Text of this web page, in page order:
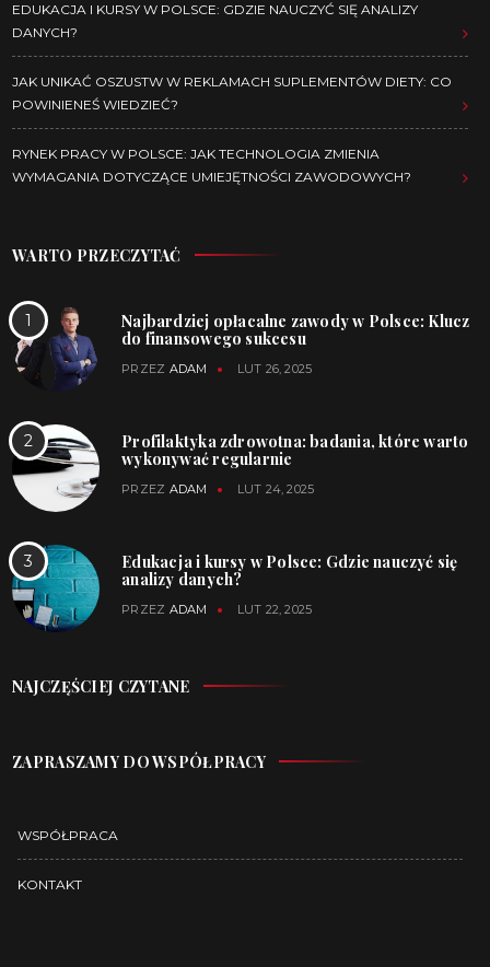
EDUKACJA I KURSY W POLSCE: GDZIE NAUCZYĆ SIĘ ANALIZY
DANYCH?
JAK UNIKAĆ OSZUSTW W REKLAMACH SUPLEMENTÓW DIETY: CO
POWINIENEŚ WIEDZIEĆ?
RYNEK PRACY W POLSCE: JAK TECHNOLOGIA ZMIENIA
WYMAGANIA DOTYCZĄCE UMIEJĘTNOŚCI ZAWODOWYCH?
WARTO PRZECZYTAĆ
Najbardziej opłacalne zawody w Polsce: Klucz
do finansowego sukcesu
PRZEZ ADAM LUT 26, 2025
Profilaktyka zdrowotna: badania, które warto
wykonywać regularnie
PRZEZ ADAM LUT 24, 2025
Edukacja i kursy w Polsce: Gdzie nauczyć się
analizy danych?
PRZEZ ADAM LUT 22, 2025
NAJCZĘŚCIEJ CZYTANE
ZAPRASZAMY DO WSPÓŁPRACY
WSPÓŁPRACA
KONTAKT